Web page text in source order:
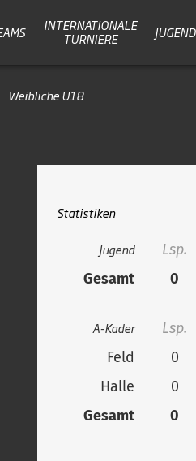
INTERNATIONALE
TURNIERE
JUGEND
Weibliche U18
Statistiken
Jugend Lsp.
Gesamt
0
A-Kader Lsp.
Feld
0
Halle
0
Gesamt
0